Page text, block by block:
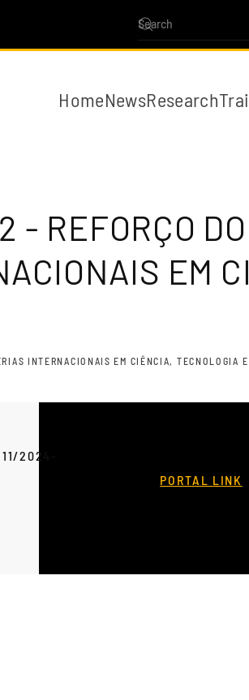
HomeNewsResearch
REFORÇO DO
EM
INTERNACIONAIS EM CIÊNCIA, TECNOLOGIA E
PORTAL LINK
2024-